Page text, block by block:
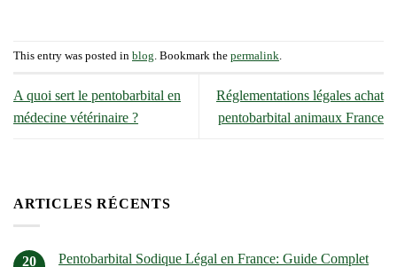
This entry was posted in blog. Bookmark the permalink.
A quoi sert le pentobarbital en
médecine vétérinaire ?
Réglementations légales achat
pentobarbital animaux France
ARTICLES RÉCENTS
20
Pentobarbital Sodique Légal en France: Guide Complet